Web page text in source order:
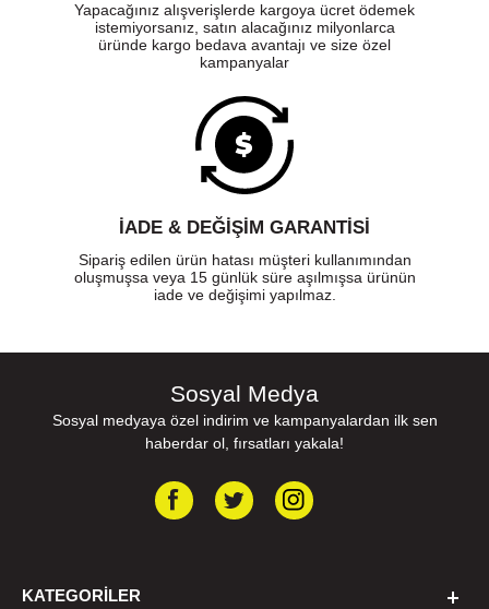
Yapacağınız alışverişlerde kargoya ücret ödemek
istemiyorsanız, satın alacağınız milyonlarca
üründe kargo bedava avantajı ve size özel
kampanyalar
İADE & DEĞİŞİM GARANTİSİ
Sipariş edilen ürün hatası müşteri kullanımından
oluşmuşsa veya 15 günlük süre aşılmışsa ürünün
iade ve değişimi yapılmaz.
Sosyal Medya
Sosyal medyaya özel indirim ve kampanyalardan ilk sen
haberdar ol, fırsatları yakala!
KATEGORILER